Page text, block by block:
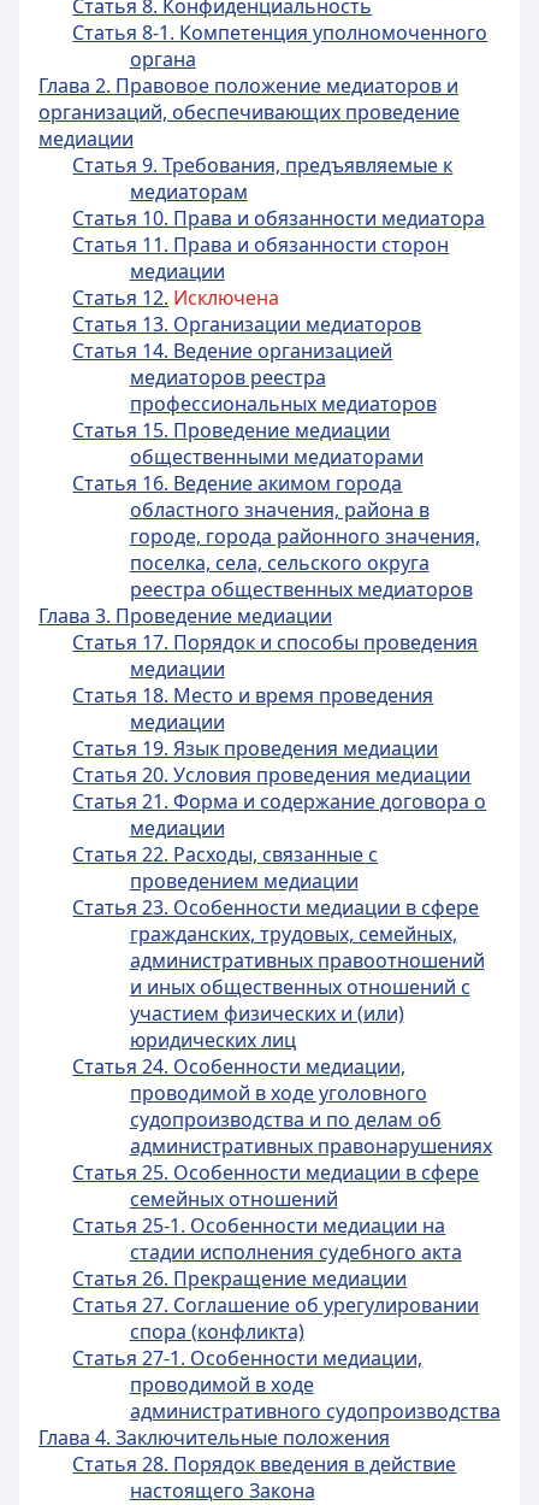
Статья 8. Конфиденциальность
Статья 8-1. Компетенция уполномоченного
органа
Глава 2. Правовое положение медиаторов и
организаций, обеспечивающих проведение
медиации
Статья 9. Требования, предъявляемые к
медиаторам
Статья 10. Права и обязанности медиатора
Статья 11. Права и обязанности сторон
медиации
Статья 12. Исключена
Статья 13. Организации медиаторов
Статья 14. Ведение организацией
медиаторов реестра
профессиональных медиаторов
Статья 15. Проведение медиации
общественными медиаторами
Статья 16. Ведение акимом города
областного значения, района в
городе, города районного значения,
поселка, села, сельского округа
реестра общественных медиаторов
Глава 3. Проведение медиации
Статья 17. Порядок и способы проведения
медиации
Статья 18. Место и время проведения
медиации
Статья 19. Язык проведения медиации
Статья 20. Условия проведения медиации
Статья 21. Форма и содержание договора о
медиации
Статья 22. Расходы, связанные с
проведением медиации
Статья 23. Особенности медиации в сфере
гражданских, трудовых, семейных,
административных правоотношений
и иных общественных отношений с
участием физических и (или)
юридических лиц
Статья 24. Особенности медиации,
проводимой в ходе уголовного
судопроизводства и по делам об
административных правонарушениях
Статья 25. Особенности медиации в сфере
семейных отношений
Статья 25-1. Особенности медиации на
стадии исполнения судебного акта
Статья 26. Прекращение медиации
Статья 27. Соглашение об урегулировании
спора (конфликта)
Статья 27-1. Особенности медиации,
проводимой в ходе
административного судопроизводства
Глава 4. Заключительные положения
Статья 28. Порядок введения в действие
настоящего Закона